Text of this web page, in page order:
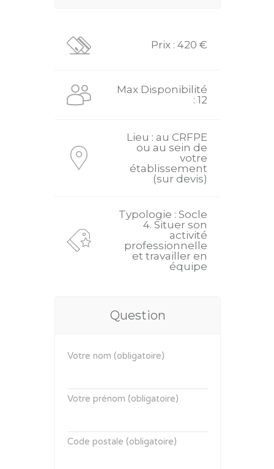
Prix : 420 €
Max Disponibilité
: 12
Lieu : au CRFPE
ou au sein de
votre
établissement
(sur devis)
Typologie : Socle
4. Situer son
activité
professionnelle
et travailler en
équipe
Question
Votre nom (obligatoire)
Votre prénom (obligatoire)
Code postale (obligatoire)